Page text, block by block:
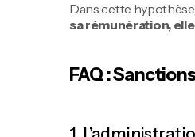
Dans cette
sa rémunération,
FAQ :